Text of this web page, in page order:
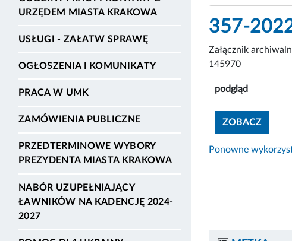
URZĘDEM MIASTA KRAKOWA
USŁUGI - ZAŁATW SPRAWĘ
OGŁOSZENIA I KOMUNIKATY
PRACA W UMK
ZAMÓWIENIA PUBLICZNE
PRZEDTERMINOWE WYBORY
PREZYDENTA MIASTA KRAKOWA
NABÓR UZUPEŁNIAJĄCY
ŁAWNIKÓW NA KADENCJĘ 2024-
2027
357-
Załącznik
145970
podgląd
ZOBACZ
Ponowne